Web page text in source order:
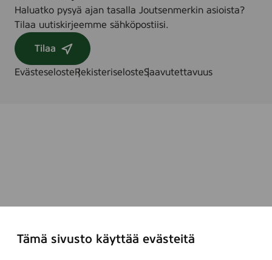
Tämä sivusto käyttää evästeitä
Haluatko pysyä ajan tasalla Joutsenmerkin asioista?
Tilaa uutiskirjeemme sähköpostiisi.
Tilaa
EvästeselosteRekisteriselosteSaavutettavuus